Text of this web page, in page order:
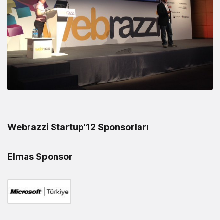
Webrazzi Startup'12 Sponsorları
Elmas Sponsor